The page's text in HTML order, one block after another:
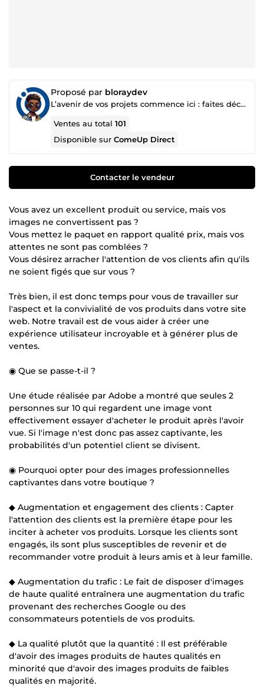
Proposé par bloraydev
L’avenir de vos projets commence ici : faites décoller votre business 🚀
Ventes au total101
Disponible surComeUp Direct
Contacter le vendeur
Vous avez un excellent produit ou service, mais vos
images ne convertissent pas ?
Vous mettez le paquet en rapport qualité prix, mais vos
attentes ne sont pas comblées ?
Vous désirez arracher l'attention de vos clients afin qu'ils
ne soient figés que sur vous ?
Très bien, il est donc temps pour vous de travailler sur
l'aspect et la convivialité de vos produits dans votre site
web. Notre travail est de vous aider à créer une
expérience utilisateur incroyable et à générer plus de
ventes.
◉ Que se passe-t-il ?
Une étude réalisée par Adobe a montré que seules 2
personnes sur 10 qui regardent une image vont
effectivement essayer d'acheter le produit après l'avoir
vue. Si l'image n'est donc pas assez captivante, les
probabilités d'un potentiel client se divisent.
◉ Pourquoi opter pour des images professionnelles
captivantes dans votre boutique ?
◆ Augmentation et engagement des clients : Capter
l'attention des clients est la première étape pour les
inciter à acheter vos produits. Lorsque les clients sont
engagés, ils sont plus susceptibles de revenir et de
recommander votre produit à leurs amis et à leur famille.
◆ Augmentation du trafic : Le fait de disposer d'images
de haute qualité entraînera une augmentation du trafic
provenant des recherches Google ou des
consommateurs potentiels de vos produits.
◆ La qualité plutôt que la quantité : Il est préférable
d'avoir des images produits de hautes qualités en
minorité que d'avoir des images produits de faibles
qualités en majorité.